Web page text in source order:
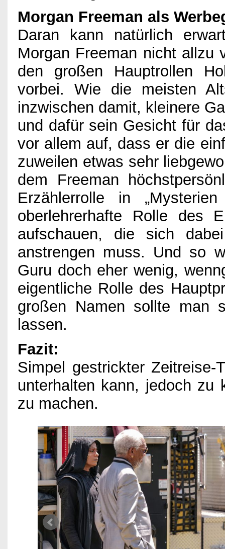
Morgan Freeman als
Daran kann natürlich
Morgan Freeman nicht allzu
den großen Hauptrollen
vorbei. Wie die meisten
inzwischen damit, kleinere
und dafür sein Gesicht für
vor allem auf, dass er die
zuweilen etwas sehr
dem Freeman
Erzählerrolle in
oberlehrerhafte Rolle des
aufschauen, die sich
anstrengen muss. Und so
Guru doch eher wenig,
eigentliche Rolle des
großen Namen sollte man
lassen.
Fazit:
Simpel gestrickter Zeitreise-
unterhalten kann, jedoch zu
zu machen.